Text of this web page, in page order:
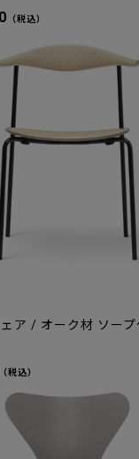
（税込）
ア / オーク材 ソープ
（税込）